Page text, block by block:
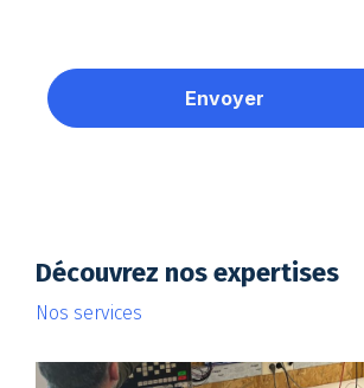
Découvrez nos expertises
Nos services